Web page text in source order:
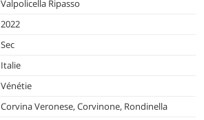
Valpolicella Ripasso
2022
Sec
Italie
Vénétie
Corvina Veronese, Corvinone, Rondinella